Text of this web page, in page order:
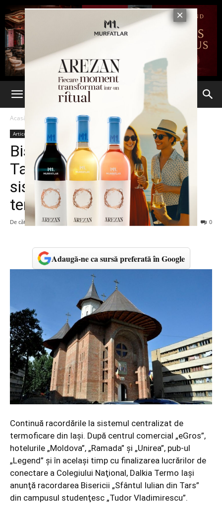
Acasă Articole
Articole
Biserica „Sfântul Iulian din
Tars” se racordează la
sistemul centralizat de
termoficare
De către 10 februarie 2015 0
Adaugă-ne ca sursă preferată în Google
Continuă racordările la sistemul centralizat de
termoficare din Iaşi. După centrul comercial „eGros”,
hotelurile „Moldova”, „Ramada” şi „Unirea”, pub-ul
„Legend” şi în acelaşi timp cu finalizarea lucrărilor de
conectare a Colegiului Naţional, Dalkia Termo Iaşi
anunţă racordarea Bisericii „Sfântul Iulian din Tars”
din campusul studenţesc „Tudor Vladimirescu”.